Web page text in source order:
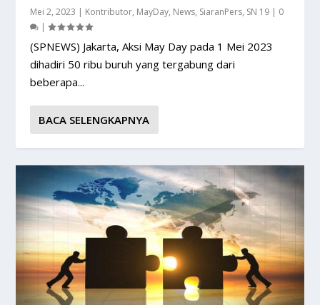
Mei 2, 2023 | Kontributor, MayDay, News, SiaranPers, SN 19 | 0
|
(SPNEWS) Jakarta, Aksi May Day pada 1 Mei 2023
dihadiri 50 ribu buruh yang tergabung dari
beberapa...
BACA SELENGKAPNYA